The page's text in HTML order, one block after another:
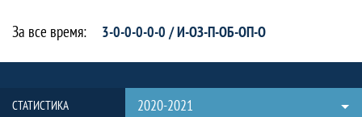
За все время: 3-0-0-0-0-0 / И-ОЗ-П-ОБ-ОП-О
СТАТИСТИКА
2020-2021